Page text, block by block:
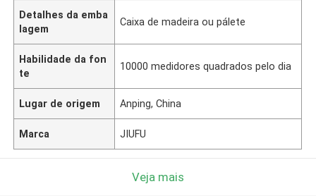
Detalhes da emba
lagem
Caixa de madeira ou pálete
Habilidade da fon
te
10000 medidores quadrados pelo dia
Lugar de origem Anping, China
Marca JIUFU
Veja mais